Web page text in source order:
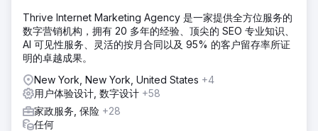
结果
新的 Verified Movers 网站实现了较高的页面浏览量、较低的
跳出率和更高的用户互动率。该网站定位为值得信赖的资源，
前往营销公司页面
Thrive Internet Marketing Agency 是一家提供全方位服务的
数字营销机构，拥有 20 多年的经验、顶尖的 SEO 专业知识、
AI 可见性服务、灵活的按月合同以及 95% 的客户留存率所证
明的卓越成果。
New York, New York, United States +4
用户体验设计, 数字设计 +58
家政服务, 保险 +28
任何